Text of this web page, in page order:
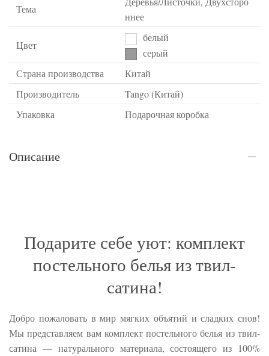
Тема
ннее
Цвет
белый
серый
Страна производства
Китай
Производитель
Tango (Китай)
Упаковка
Подарочная коробка
Описание
Подарите себе уют: комплект
постельного белья из твил-
сатина!
Добро пожаловать в мир мягких объятий и сладких снов!
Мы представляем вам комплект постельного белья из твил-
сатина — натурального материала, состоящего из 100%